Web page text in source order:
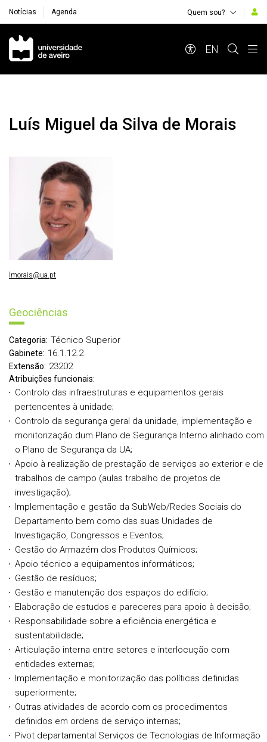
Notícias Agenda Quem sou?
Navegação Principal
EN
Luís Miguel da Silva de Morais
Geociências
Categoria: Técnico Superior
Gabinete: 16.1.12.2
Extensão: 23202
Atribuições funcionais:
Controlo das infraestruturas e equipamentos gerais
pertencentes à unidade;
Controlo da segurança geral da unidade, implementação e
monitorização dum Plano de Segurança Interno alinhado com
o Plano de Segurança da UA;
Apoio à realização de prestação de serviços ao exterior e de
trabalhos de campo (aulas trabalho de projetos de
investigação);
Implementação e gestão da SubWeb/Redes Sociais do
Departamento bem como das suas Unidades de
Investigação, Congressos e Eventos;
Gestão do Armazém dos Produtos Químicos;
Apoio técnico a equipamentos informáticos;
Gestão de resíduos;
Gestão e manutenção dos espaços do edifício;
Elaboração de estudos e pareceres para apoio à decisão;
Responsabilidade sobre a eficiência energética e
sustentabilidade;
Articulação interna entre setores e interlocução com
entidades externas;
Implementação e monitorização das políticas definidas
superiormente;
Outras atividades de acordo com os procedimentos
definidos em ordens de serviço internas;
Pivot departamental Serviços de Tecnologias de Informação
lmorais@ua.pt